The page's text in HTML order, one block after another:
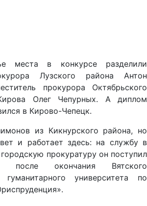
места в конкурсе разделили
Лузского района Антон
прокурора Октябрьского
Олег Чепурных. А диплом
в Кирово-Чепецк.
из Кикнурского района, но
и работает здесь: на службу в
прокуратуру он поступил
окончания Вятского
гуманитарного университета по